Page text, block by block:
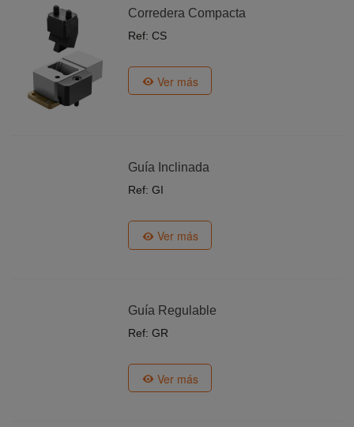
Corredera Compacta
Ref: CS
Ver más
Guía Inclinada
Ref: GI
Ver más
Guía Regulable
Ref: GR
Ver más